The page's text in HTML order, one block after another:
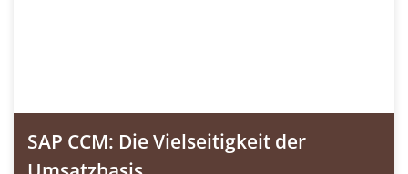
SAP CCM: Die Vielseitigkeit der